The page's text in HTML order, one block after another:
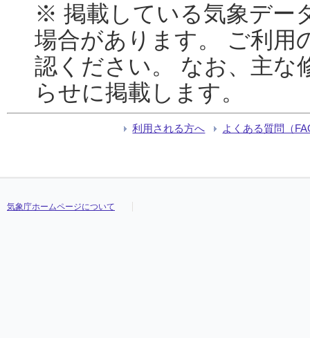
※ 掲載している気象デー
場合があります。 ご利用
認ください。 なお、主な
らせに掲載します。
利用される方へ よくある質問（
気象庁ホームページについて